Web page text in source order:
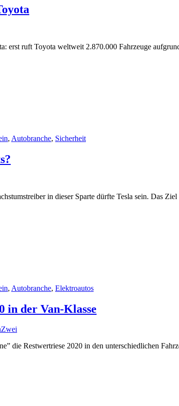
erst ruft Toyota weltweit 2.870.000 Fahrzeuge
, Autobranche, Sicherheit
in dieser Sparte dürfte Tesla sein. Das Ziel
, Autobranche, Elektroautos
in der Van-Klasse
die Restwertriese 2020 in den unterschiedlichen